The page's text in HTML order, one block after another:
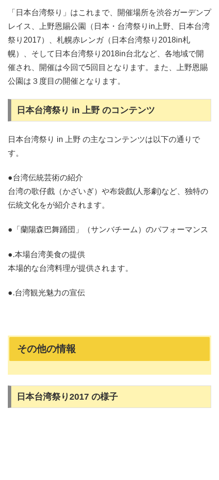
「日本台湾祭り」はこれまで、開催場所を渋谷ガーデンプ
レイス、上野恩賜公園（日本・台湾祭りin上野、日本台湾
祭り2017）、札幌赤レンガ（日本台湾祭り2018in札
幌）、そして日本台湾祭り2018in台北など、各地域で開
催され、開催は今回で5回目となります。また、上野恩賜
公園は３度目の開催となります。
日本台湾祭り in 上野 のコンテンツ
日本台湾祭り in 上野 の主なコンテンツは以下の通りで
す。
●台湾伝統芸術の紹介
台湾の歌仔戲（かざいぎ）や布袋戲(人形劇)など、独特の
伝統文化をが紹介されます。
●「蘭陽森巴舞踊団」（サンバチーム）のパフォーマンス
●.本場台湾美食の提供
本場的な台湾料理が提供されます。
●.台湾観光魅力の宣伝
その他の情報
日本台湾祭り2017 の様子